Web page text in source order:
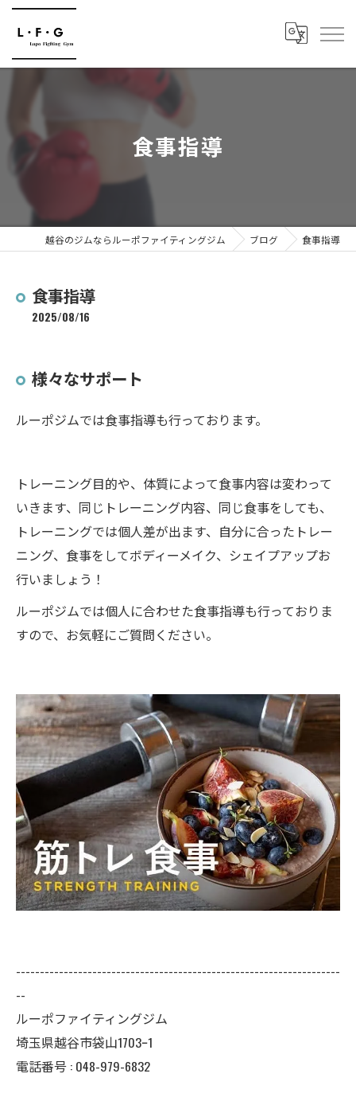
食事指導
越谷のジムならルーポファイティングジム ブログ 食事指導
食事指導
2025/08/16
様々なサポート
ルーポジムでは食事指導も行っております。
トレーニング目的や、体質によって食事内容は変わって
いきます、同じトレーニング内容、同じ食事をしても、
トレーニングでは個人差が出ます、自分に合ったトレー
ニング、食事をしてボディーメイク、シェイプアップお
行いましょう！
ルーポジムでは個人に合わせた食事指導も行っておりま
すので、お気軽にご質問ください。
--------------------------------------------------------------------
--
ルーポファイティングジム
埼玉県越谷市袋山1703ｰ1
電話番号 : 048-979-6832